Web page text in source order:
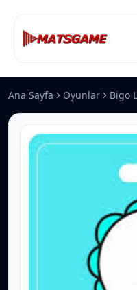
Ana Sayfa Oyunlar Bigo